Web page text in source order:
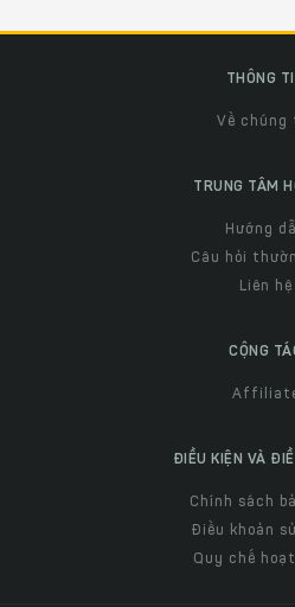
THÔNG
Về chúng
TRUNG TÂM
Hướng
Câu hỏi
Liên hệ
CỘNG
ĐIỀU KIỆN VÀ
Chính sách
Điều khoản
Quy chế